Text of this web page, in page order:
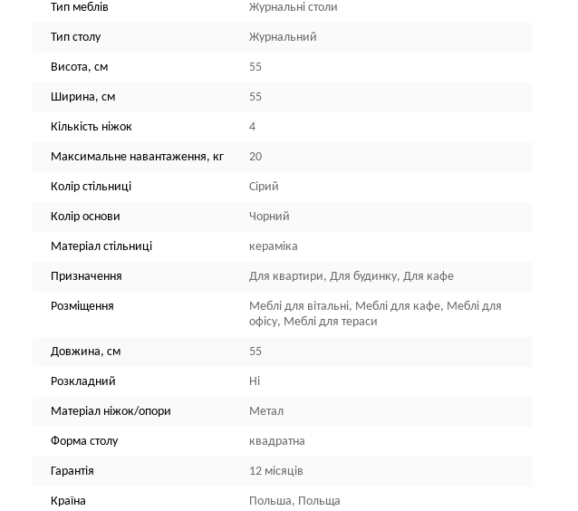
Тип меблів Журнальні столи
Тип столу Журнальний
Висота, см 55
Ширина, см 55
Кількість ніжок 4
Максимальне навантаження, кг 20
Колір стільниці Сірий
Колір основи Чорний
Матеріал стільниці кераміка
Призначення Для квартири, Для будинку, Для кафе
Розміщення
Меблі для вітальні, Меблі для кафе, Меблі для
офісу, Меблі для тераси
Довжина, см 55
Розкладний Ні
Матеріал ніжок/опори Метал
Форма столу квадратна
Гарантія 12 місяців
Країна Польша, Польща